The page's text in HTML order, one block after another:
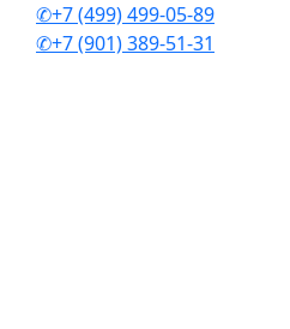
✆+7 (499) 499-05-89
✆+7 (901) 389-51-31